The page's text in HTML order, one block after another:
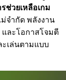
ช่วยเหลือเกม
จำกัด พลังงาน
และโอกาสโจมตี
เล่นตามแบบ